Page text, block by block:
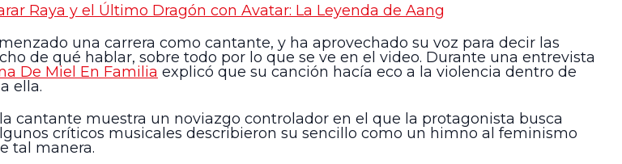
Raya y el Último Dragón con Avatar: La Leyenda de Aang
una carrera como cantante, y ha aprovechado su voz para decir las
de qué hablar, sobre todo por lo que se ve en el video. Durante una entrevista
De Miel En Familia explicó que su canción hacía eco a la violencia dentro de
ella.
cantante muestra un noviazgo controlador en el que la protagonista busca
críticos musicales describieron su sencillo como un himno al feminismo
tal manera.